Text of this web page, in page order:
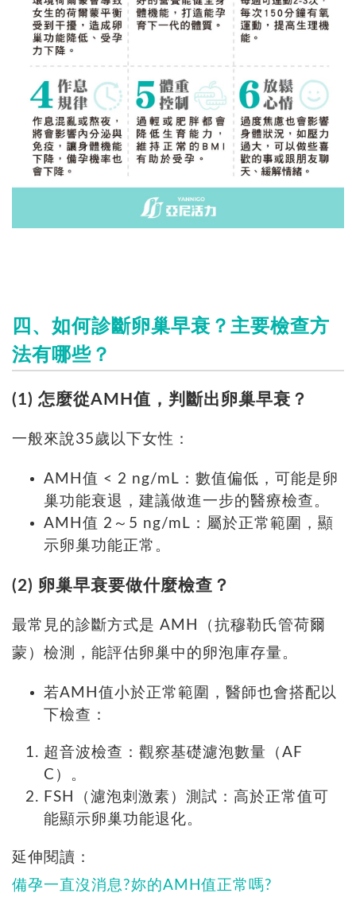
四、如何診斷卵巢早衰？主要檢查方
法有哪些？
(1) 怎麼從AMH值，判斷出卵巢早衰？
一般來說35歲以下女性：
AMH值 < 2 ng/mL：數值偏低，可能是卵
巢功能衰退，建議做進一步的醫療檢查。
AMH值 2～5 ng/mL：屬於正常範圍，顯
示卵巢功能正常。
(2) 卵巢早衰要做什麼檢查？
最常見的診斷方式是 AMH（抗穆勒氏管荷爾
蒙）檢測，能評估卵巢中的卵泡庫存量。
若AMH值小於正常範圍，醫師也會搭配以
下檢查：
超音波檢查：觀察基礎濾泡數量（AF
C）。
FSH（濾泡刺激素）測試：高於正常值可
能顯示卵巢功能退化。
延伸閱讀：
備孕一直沒消息?妳的AMH值正常嗎?